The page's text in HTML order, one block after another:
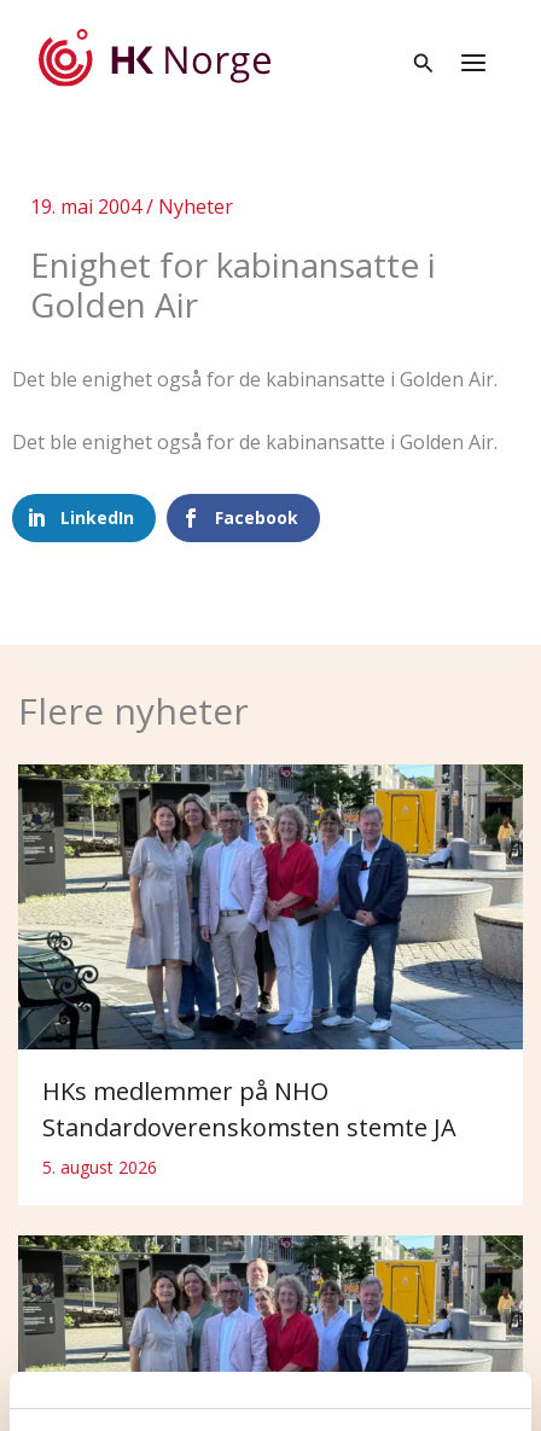
19. mai 2004/ Nyheter
Enighet for kabinansatte i
Golden Air
Det ble enighet også for de kabinansatte i Golden Air.
Det ble enighet også for de kabinansatte i Golden Air.
LinkedIn Facebook
Flere nyheter
HKs medlemmer på NHO
Standardoverenskomsten stemte JA
5. august 2026